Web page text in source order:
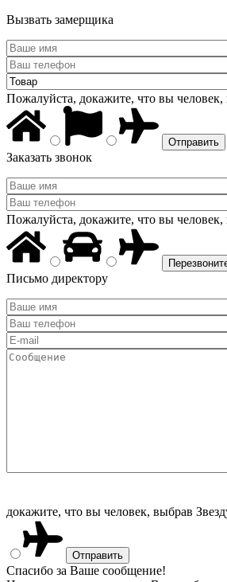
Вызвать замерщика
Пожалуйста, докажите, что вы человек,
Заказать звонок
Пожалуйста, докажите, что вы человек,
Письмо директору
докажите, что вы человек, выбрав
Спасибо за Ваше сообщение!